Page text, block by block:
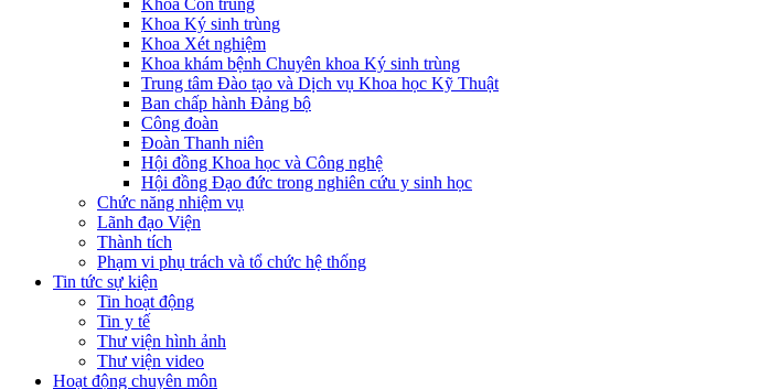
Khoa Ký sinh trùng
Khoa Xét nghiệm
Khoa khám bệnh Chuyên khoa Ký sinh trùng
Trung tâm Đào tạo và Dịch vụ Khoa học Kỹ Thuật
Ban chấp hành Đảng bộ
Công đoàn
Đoàn Thanh niên
Hội đồng Khoa học và Công nghệ
Hội đồng Đạo đức trong nghiên cứu y sinh học
Chức năng nhiệm vụ
Lãnh đạo Viện
Thành tích
Phạm vi phụ trách và tổ chức hệ thống
Tin tức sự kiện
Tin hoạt động
Tin y tế
Thư viện hình ảnh
Thư viện video
Hoạt động chuyên môn